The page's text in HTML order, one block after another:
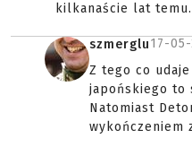
kilkanaście lat temu.
szmerglu17-
Z tego co
japońskiego to
Natomiast
wykończeniem